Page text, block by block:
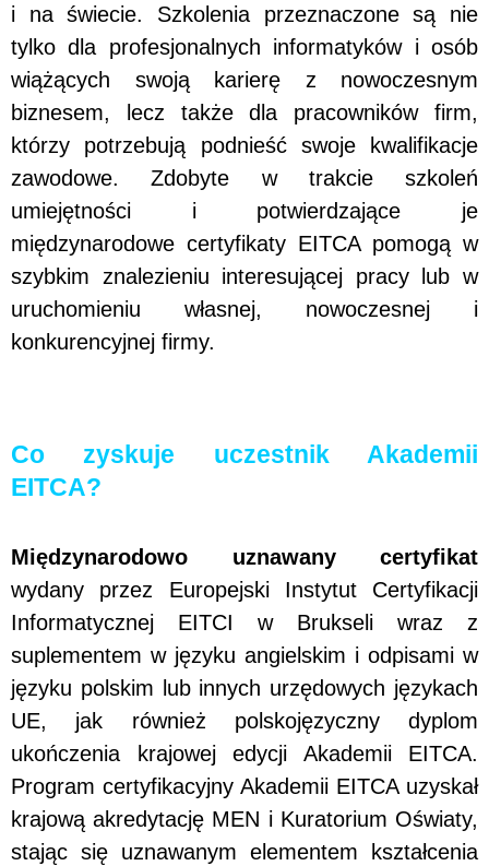
i na świecie. Szkolenia przeznaczone są nie
tylko dla profesjonalnych informatyków i osób
wiążących swoją karierę z nowoczesnym
biznesem, lecz także dla pracowników firm,
którzy potrzebują podnieść swoje kwalifikacje
zawodowe. Zdobyte w trakcie szkoleń
umiejętności i potwierdzające je
międzynarodowe certyfikaty EITCA pomogą w
szybkim znalezieniu interesującej pracy lub w
uruchomieniu własnej, nowoczesnej i
konkurencyjnej firmy.
Co zyskuje uczestnik Akademii
EITCA?
Międzynarodowo uznawany certyfikat
wydany przez Europejski Instytut Certyfikacji
Informatycznej EITCI w Brukseli wraz z
suplementem w języku angielskim i odpisami w
języku polskim lub innych urzędowych językach
UE, jak również polskojęzyczny dyplom
ukończenia krajowej edycji Akademii EITCA.
Program certyfikacyjny Akademii EITCA uzyskał
krajową akredytację MEN i Kuratorium Oświaty,
stając się uznawanym elementem kształcenia